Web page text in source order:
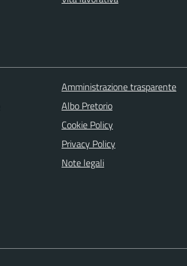
Amministrazione trasparente
Albo Pretorio
Cookie Policy
Privacy Policy
Note legali